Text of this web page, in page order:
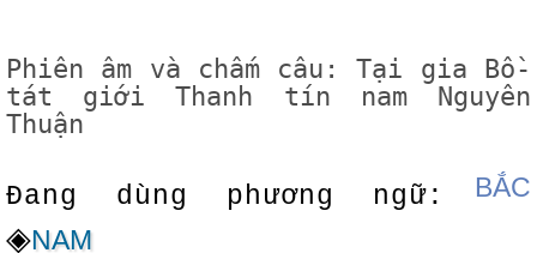
Phiên âm và chấm câu: Tại gia Bồ-
tát giới Thanh tín nam Nguyên
Thuận
Đang dùng phương ngữ: BẮC
◈NAM